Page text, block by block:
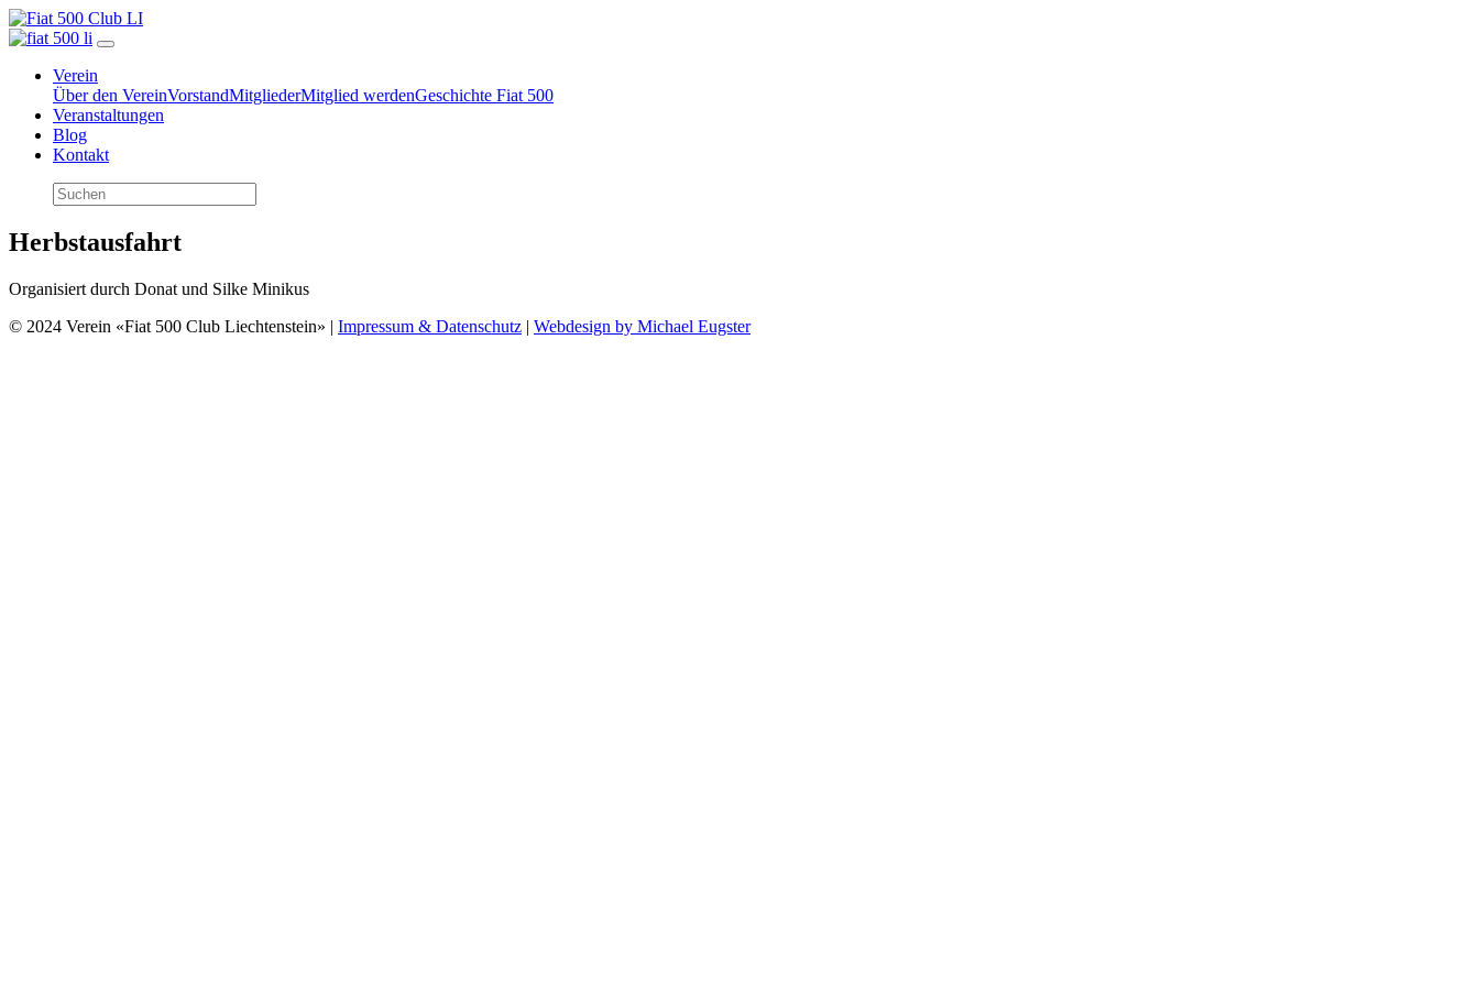
Verein
Über den VereinVorstandMitgliederMitglied werdenGeschichte Fiat 500
Veranstaltungen
Blog
Kontakt
Herbstausfahrt
Organisiert durch Donat und Silke Minikus
© 2024 Verein «Fiat 500 Club Liechtenstein» | Impressum & Datenschutz | Webdesign by Michael Eugster